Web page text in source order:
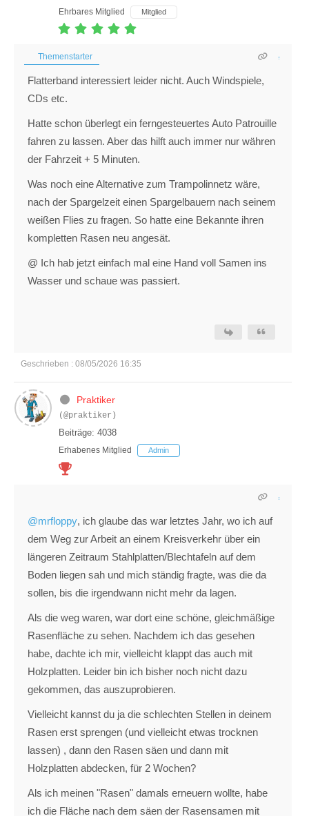
Ehrbares Mitglied Mitglied
Themenstarter
Flatterband interessiert leider nicht. Auch Windspiele,
CDs etc.
Hatte schon überlegt ein ferngesteuertes Auto Patrouille
fahren zu lassen. Aber das hilft auch immer nur währen
der Fahrzeit + 5 Minuten.
Was noch eine Alternative zum Trampolinnetz wäre,
nach der Spargelzeit einen Spargelbauern nach seinem
weißen Flies zu fragen. So hatte eine Bekannte ihren
kompletten Rasen neu angesät.
@ Ich hab jetzt einfach mal eine Hand voll Samen ins
Wasser und schaue was passiert.
Geschrieben : 08/05/2026 16:35
Praktiker
(@praktiker)
Beiträge: 4038
Erhabenes Mitglied Admin
@mrfloppy, ich glaube das war letztes Jahr, wo ich auf
dem Weg zur Arbeit an einem Kreisverkehr über ein
längeren Zeitraum Stahlplatten/Blechtafeln auf dem
Boden liegen sah und mich ständig fragte, was die da
sollen, bis die irgendwann nicht mehr da lagen.
Als die weg waren, war dort eine schöne, gleichmäßige
Rasenfläche zu sehen. Nachdem ich das gesehen
habe, dachte ich mir, vielleicht klappt das auch mit
Holzplatten. Leider bin ich bisher noch nicht dazu
gekommen, das auszuprobieren.
Vielleicht kannst du ja die schlechten Stellen in deinem
Rasen erst sprengen (und vielleicht etwas trocknen
lassen) , dann den Rasen säen und dann mit
Holzplatten abdecken, für 2 Wochen?
Als ich meinen "Rasen" damals erneuern wollte, habe
ich die Fläche nach dem säen der Rasensamen mit